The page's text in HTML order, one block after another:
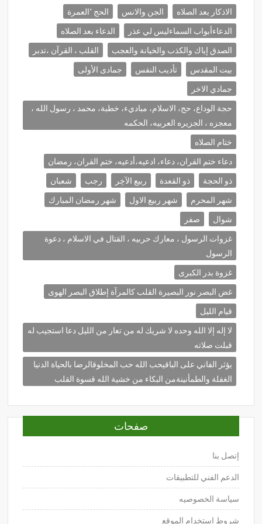
الاذكار بعد الصلاه
الجن والانس
الحج ٬العمرة
الدعاءأبواب السماءليس لي عذر
الدعاء بعد الصلاه
الصدق إياك والكذب والخيانة والعجب
القلب ، القرآن ،تدبر
بيت المقدس
تأديب النفس
جمادى الأولى
جمادي الاخر
حجة الوداع، حج، الاسلام، مباديء، خطبة، محمد ، رسول الله ،
معجزه ، الجزيره العربيه، الحكمه
ختام الصلاه
دعاء ختم القران، دعاء، ادعيه،أدعيه، ختم القران، رمضان
ذو الحجة
ذو القعدة ربيع الآخِر رجب
شعبان
شهر المحرم
شهر ربيع الاول
شهر رمضان المبارك
شوال
صفر
غزوات الرسول ، معارك حربيه ، القتال في الاسلام ، دعوة
الرسول
غزوة بدر الكبرى
غض البصر نور البصيرة القلب كالمرآة إطلاق البصر الهوى
قيام الليل
لا إله إلا الله وحده لا شريك له من تعار من الليل دعا استجيب له
قبلت صلاته
يؤثر الفاني على الباقيحب الله حب المخلوقالرضا بالحياة الدنيا
الغفلة والطمأنينةمن البكاء من خشية الله قسوة القلب
صفحات
إتصل بنا
الدعم الفني للتطبيقات
سياسة الخصوصيه
شروط استخدام الموقع